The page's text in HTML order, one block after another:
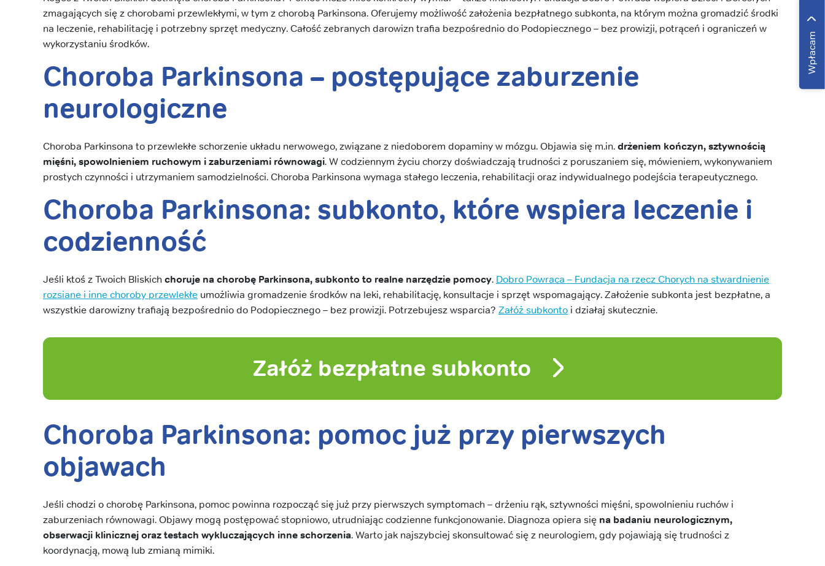
Wpłacam
zmagających się z chorobami przewlekłymi, w tym z chorobą Parkinsona. Oferujemy możliwość założenia bezpłatnego subkonta, na którym można gromadzić środki
na leczenie, rehabilitację i potrzebny sprzęt medyczny. Całość zebranych darowizn trafia bezpośrednio do Podopiecznego – bez prowizji, potrąceń i ograniczeń w
wykorzystaniu środków.
Choroba Parkinsona – postępujące zaburzenie
neurologiczne
Choroba Parkinsona to przewlekłe schorzenie układu nerwowego, związane z niedoborem dopaminy w mózgu. Objawia się m.in.drżeniem kończyn, sztywnością
mięśni, spowolnieniem ruchowym i zaburzeniami równowagi. W codziennym życiu chorzy doświadczają trudności z poruszaniem się, mówieniem, wykonywaniem
prostych czynności i utrzymaniem samodzielności. Choroba Parkinsona wymaga stałego leczenia, rehabilitacji oraz indywidualnego podejścia terapeutycznego.
Choroba Parkinsona: subkonto, które wspiera leczenie i
codzienność
Jeśli ktoś z Twoich Bliskich choruje na chorobę Parkinsona, subkonto to realne narzędzie pomocy. Dobro Powraca – Fundacja na rzecz Chorych na stwardnienie
rozsiane i inne choroby przewlekłe umożliwia gromadzenie środków na leki, rehabilitację, konsultacje i sprzęt wspomagający. Założenie subkonta jest bezpłatne, a
wszystkie darowizny trafiają bezpośrednio do Podopiecznego – bez prowizji. Potrzebujesz wsparcia? Załóż subkonto i działaj skutecznie.
Załóż bezpłatne subkonto
Choroba Parkinsona: pomoc już przy pierwszych
objawach
Jeśli chodzi o chorobę Parkinsona, pomoc powinna rozpocząć się już przy pierwszych symptomach – drżeniu rąk, sztywności mięśni, spowolnieniu ruchów i
zaburzeniach równowagi. Objawy mogą postępować stopniowo, utrudniając codzienne funkcjonowanie. Diagnoza opiera się na badaniu neurologicznym,
obserwacji klinicznej oraz testach wykluczających inne schorzenia. Warto jak najszybciej skonsultować się z neurologiem, gdy pojawiają się trudności z
koordynacją, mową lub zmianą mimiki.